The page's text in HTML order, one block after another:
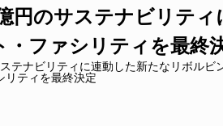
円のサステナビリテ
・ファシリティを最終